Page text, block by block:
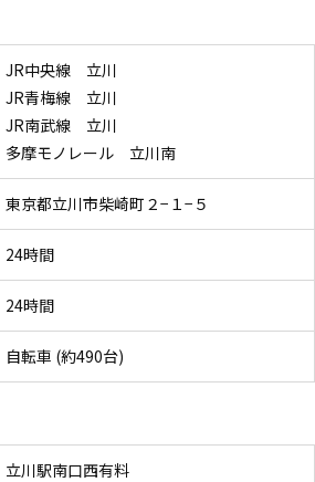
JR中央線 立川
JR青梅線 立川
JR南武線 立川
多摩モノレール 立川南
東京都立川市柴崎町２−１−５
24時間
24時間
自転車 (約490台)
立川駅南口西有料